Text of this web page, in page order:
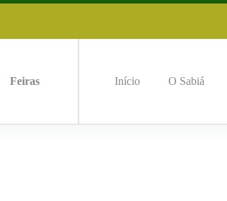
Feiras Início O Sabiá